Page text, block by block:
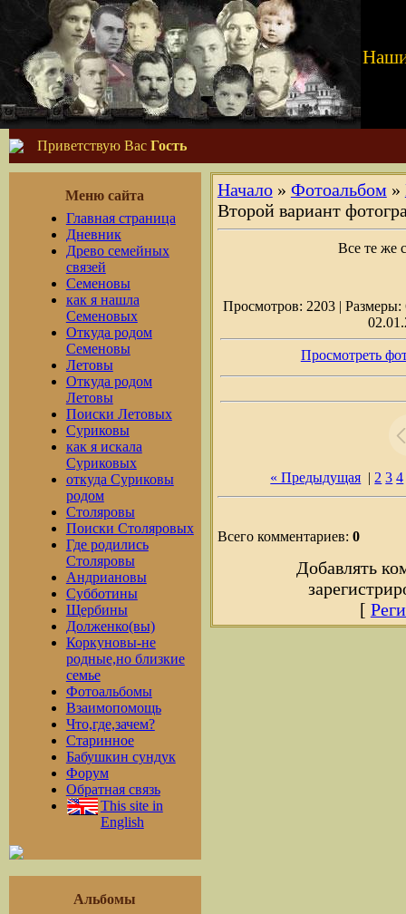
Приветствую Вас Гость
Меню сайта
Главная страница
Дневник
Древо семейных
связей
Семеновы
как я нашла
Семеновых
Откуда родом
Семеновы
Летовы
Откуда родом
Летовы
Поиски Летовых
Суриковы
как я искала
Суриковых
откуда Суриковы
родом
Столяровы
Поиски Столяровых
Где родились
Столяровы
Андриановы
Субботины
Щербины
Долженко(вы)
Коркуновы-не
родные,но близкие
семье
Фотоальбомы
Взаимопомощь
Что,где,зачем?
Старинное
Бабушкин сундук
Форум
Обратная связь
This site in
English
Альбомы
Начало» Фотоальбом »
Второй вариант
Все те же
Просмотров: 2203 |
Просмотреть
« Предыдущая | 2 3 4
Всего комментариев: 0
Добавлять
[